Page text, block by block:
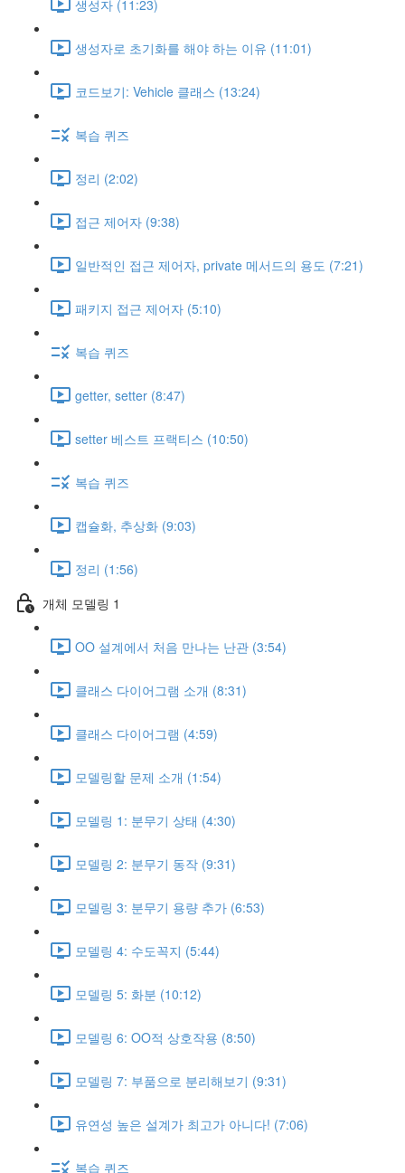
생성자 (11:23)
생성자로 초기화를 해야 하는 이유 (11:01)
코드보기: Vehicle 클래스 (13:24)
복습 퀴즈
정리 (2:02)
접근 제어자 (9:38)
일반적인 접근 제어자, private 메서드의 용도 (7:21)
패키지 접근 제어자 (5:10)
복습 퀴즈
getter, setter (8:47)
setter 베스트 프랙티스 (10:50)
복습 퀴즈
캡슐화, 추상화 (9:03)
정리 (1:56)
개체 모델링 1
OO 설계에서 처음 만나는 난관 (3:54)
클래스 다이어그램 소개 (8:31)
클래스 다이어그램 (4:59)
모델링할 문제 소개 (1:54)
모델링 1: 분무기 상태 (4:30)
모델링 2: 분무기 동작 (9:31)
모델링 3: 분무기 용량 추가 (6:53)
모델링 4: 수도꼭지 (5:44)
모델링 5: 화분 (10:12)
모델링 6: OO적 상호작용 (8:50)
모델링 7: 부품으로 분리해보기 (9:31)
유연성 높은 설계가 최고가 아니다! (7:06)
복습 퀴즈